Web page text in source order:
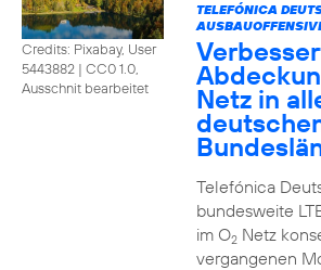
Credits: Pixabay, User
5443882 | CC0 1.0,
Ausschnit bearbeitet
TELEFÓNICA
Netz in
Telefónica
bundesweite
im O2Netz
vergangenen